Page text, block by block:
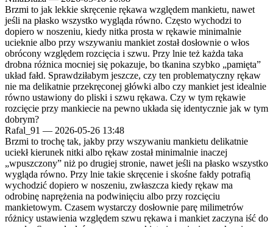
Brzmi to jak lekkie skręcenie rękawa względem mankietu, nawet
jeśli na płasko wszystko wygląda równo. Często wychodzi to
dopiero w noszeniu, kiedy nitka prosta w rękawie minimalnie
ucieknie albo przy wszywaniu mankiet został dosłownie o włos
obrócony względem rozcięcia i szwu. Przy lnie też każda taka
drobna różnica mocniej się pokazuje, bo tkanina szybko „pamięta”
układ fałd. Sprawdziłabym jeszcze, czy ten problematyczny rękaw
nie ma delikatnie przekręconej główki albo czy mankiet jest idealnie
równo ustawiony do pliski i szwu rękawa. Czy w tym rękawie
rozcięcie przy mankiecie na pewno układa się identycznie jak w tym
dobrym?
Rafal_91 — 2026-05-26 13:48
Brzmi to trochę tak, jakby przy wszywaniu mankietu delikatnie
uciekł kierunek nitki albo rękaw został minimalnie inaczej
„wpuszczony” niż po drugiej stronie, nawet jeśli na płasko wszystko
wygląda równo. Przy lnie takie skręcenie i skośne fałdy potrafią
wychodzić dopiero w noszeniu, zwłaszcza kiedy rękaw ma
odrobinę naprężenia na podwinięciu albo przy rozcięciu
mankietowym. Czasem wystarczy dosłownie parę milimetrów
różnicy ustawienia względem szwu rękawa i mankiet zaczyna iść do